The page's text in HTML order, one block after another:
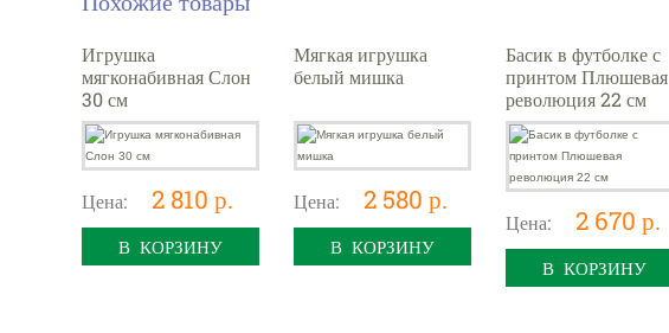
Игрушка
мягконабивная Слон
30 см
Цена: 2 810 р.
В КОРЗИНУ
Мягкая игрушка
белый мишка
Цена: 2 580 р.
В КОРЗИНУ
Басик в футболке с
принтом Плюшевая
революция 22 см
Цена: 2 670 р.
В КОРЗИНУ